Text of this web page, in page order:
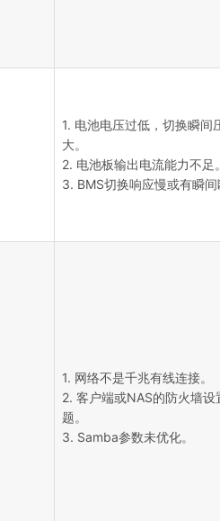
1. 电池电压过低，切换瞬间
大。
2. 电池板输出电流能力不足
3. BMS切换响应慢或有瞬
1. 网络不是千兆有线连接。
2. 客户端或NAS的防火墙设
题。
3. Samba参数未优化。